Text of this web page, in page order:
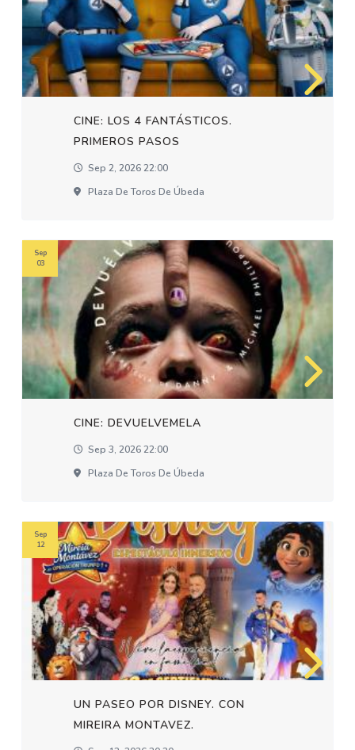
CINE: LOS 4 FANTÁSTICOS.
PRIMEROS PASOS
Sep 2, 2026 22:00
Plaza De Toros De Úbeda
CINE: DEVUELVEMELA
Sep 3, 2026 22:00
Plaza De Toros De Úbeda
Sep
03
UN PASEO POR DISNEY. CON
MIREIRA MONTAVEZ.
Sep
12